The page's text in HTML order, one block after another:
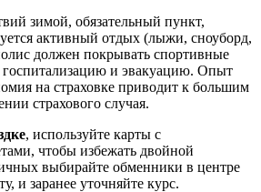
зимой, обязательный пункт,
активный отдых (лыжи, сноуборд,
должен покрывать спортивные
госпитализацию и эвакуацию. Опыт
на страховке приводит к большим
страхового случая.
, используйте карты с
чтобы избежать двойной
выбирайте обменники в центре
и заранее уточняйте курс.